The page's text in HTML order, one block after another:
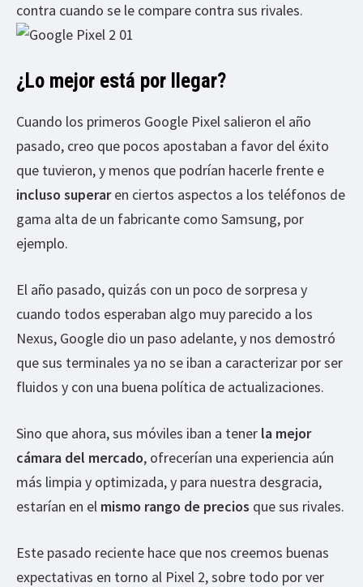
contra cuando se le compare contra sus rivales.
¿Lo mejor está por llegar?
Cuando los primeros Google Pixel salieron el año
pasado, creo que pocos apostaban a favor del éxito
que tuvieron, y menos que podrían hacerle frente e
incluso superaren ciertos aspectos a los teléfonos de
gama alta de un fabricante como Samsung, por
ejemplo.
El año pasado, quizás con un poco de sorpresa y
cuando todos esperaban algo muy parecido a los
Nexus, Google dio un paso adelante, y nos demostró
que sus terminales ya no se iban a caracterizar por ser
fluidos y con una buena política de actualizaciones.
Sino que ahora, sus móviles iban a tener la mejor
cámara del mercado, ofrecerían una experiencia aún
más limpia y optimizada, y para nuestra desgracia,
estarían en el mismo rango de precios que sus rivales.
Este pasado reciente hace que nos creemos buenas
expectativas en torno al Pixel 2, sobre todo por ver